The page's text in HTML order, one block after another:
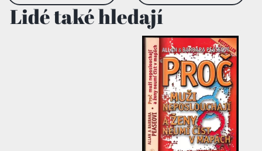
Lidé také hledají